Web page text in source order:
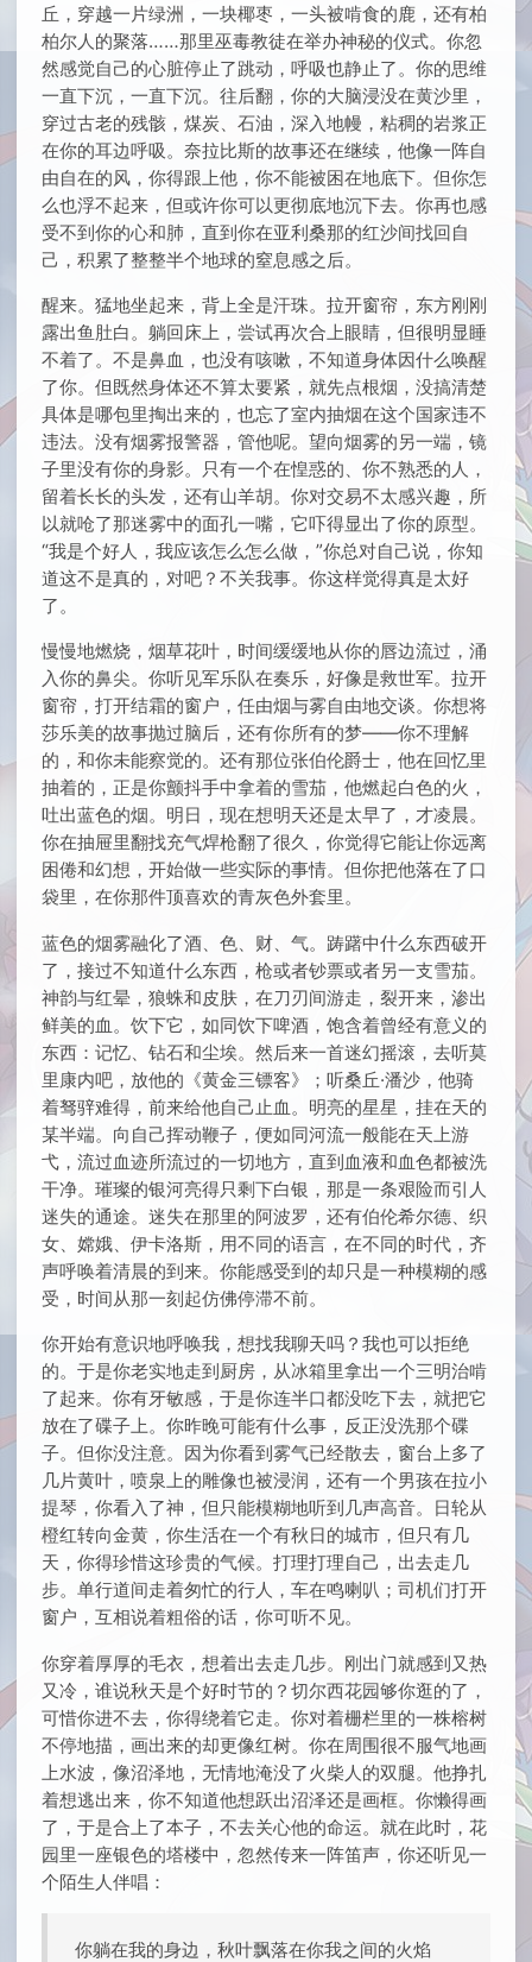
丘，穿越一片绿洲，一块椰枣，一头被啃食的鹿，还有柏
柏尔人的聚落……那里巫毒教徒在举办神秘的仪式。你忽
然感觉自己的心脏停止了跳动，呼吸也静止了。你的思维
一直下沉，一直下沉。往后翻，你的大脑浸没在黄沙里，
穿过古老的残骸，煤炭、石油，深入地幔，粘稠的岩浆正
在你的耳边呼吸。奈拉比斯的故事还在继续，他像一阵自
由自在的风，你得跟上他，你不能被困在地底下。但你怎
么也浮不起来，但或许你可以更彻底地沉下去。你再也感
受不到你的心和肺，直到你在亚利桑那的红沙间找回自
己，积累了整整半个地球的窒息感之后。
醒来。猛地坐起来，背上全是汗珠。拉开窗帘，东方刚刚
露出鱼肚白。躺回床上，尝试再次合上眼睛，但很明显睡
不着了。不是鼻血，也没有咳嗽，不知道身体因什么唤醒
了你。但既然身体还不算太要紧，就先点根烟，没搞清楚
具体是哪包里掏出来的，也忘了室内抽烟在这个国家违不
违法。没有烟雾报警器，管他呢。望向烟雾的另一端，镜
子里没有你的身影。只有一个在惶惑的、你不熟悉的人，
留着长长的头发，还有山羊胡。你对交易不太感兴趣，所
以就呛了那迷雾中的面孔一嘴，它吓得显出了你的原型。
“我是个好人，我应该怎么怎么做，”你总对自己说，你知
道这不是真的，对吧？不关我事。你这样觉得真是太好
了。
慢慢地燃烧，烟草花叶，时间缓缓地从你的唇边流过，涌
入你的鼻尖。你听见军乐队在奏乐，好像是救世军。拉开
窗帘，打开结霜的窗户，任由烟与雾自由地交谈。你想将
莎乐美的故事抛过脑后，还有你所有的梦——你不理解
的，和你未能察觉的。还有那位张伯伦爵士，他在回忆里
抽着的，正是你颤抖手中拿着的雪茄，他燃起白色的火，
吐出蓝色的烟。明日，现在想明天还是太早了，才凌晨。
你在抽屉里翻找充气焊枪翻了很久，你觉得它能让你远离
困倦和幻想，开始做一些实际的事情。但你把他落在了口
袋里，在你那件顶喜欢的青灰色外套里。
蓝色的烟雾融化了酒、色、财、气。踌躇中什么东西破开
了，接过不知道什么东西，枪或者钞票或者另一支雪茄。
神韵与红晕，狼蛛和皮肤，在刀刃间游走，裂开来，渗出
鲜美的血。饮下它，如同饮下啤酒，饱含着曾经有意义的
东西：记忆、钻石和尘埃。然后来一首迷幻摇滚，去听莫
里康内吧，放他的《黄金三镖客》；听桑丘·潘沙，他骑
着驽骍难得，前来给他自己止血。明亮的星星，挂在天的
某半端。向自己挥动鞭子，便如同河流一般能在天上游
弋，流过血迹所流过的一切地方，直到血液和血色都被洗
干净。璀璨的银河亮得只剩下白银，那是一条艰险而引人
迷失的通途。迷失在那里的阿波罗，还有伯伦希尔德、织
女、嫦娥、伊卡洛斯，用不同的语言，在不同的时代，齐
声呼唤着清晨的到来。你能感受到的却只是一种模糊的感
受，时间从那一刻起仿佛停滞不前。
你开始有意识地呼唤我，想找我聊天吗？我也可以拒绝
的。于是你老实地走到厨房，从冰箱里拿出一个三明治啃
了起来。你有牙敏感，于是你连半口都没吃下去，就把它
放在了碟子上。你昨晚可能有什么事，反正没洗那个碟
子。但你没注意。因为你看到雾气已经散去，窗台上多了
几片黄叶，喷泉上的雕像也被浸润，还有一个男孩在拉小
提琴，你看入了神，但只能模糊地听到几声高音。日轮从
橙红转向金黄，你生活在一个有秋日的城市，但只有几
天，你得珍惜这珍贵的气候。打理打理自己，出去走几
步。单行道间走着匆忙的行人，车在鸣喇叭；司机们打开
窗户，互相说着粗俗的话，你可听不见。
你穿着厚厚的毛衣，想着出去走几步。刚出门就感到又热
又冷，谁说秋天是个好时节的？切尔西花园够你逛的了，
可惜你进不去，你得绕着它走。你对着栅栏里的一株榕树
不停地描，画出来的却更像红树。你在周围很不服气地画
上水波，像沼泽地，无情地淹没了火柴人的双腿。他挣扎
着想逃出来，你不知道他想跃出沼泽还是画框。你懒得画
了，于是合上了本子，不去关心他的命运。就在此时，花
园里一座银色的塔楼中，忽然传来一阵笛声，你还听见一
个陌生人伴唱：
你躺在我的身边，秋叶飘落在你我之间的火焰